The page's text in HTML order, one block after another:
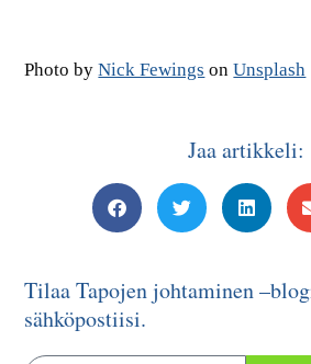
Photo byNick Fewings onUnsplash
Jaa artikkeli:
Tilaa Tapojen johtaminen
sähköpostiisi.